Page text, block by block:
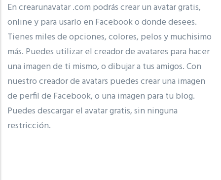
En crearunavatar .com podrás crear un avatar gratis,
online y para usarlo en Facebook o donde desees.
Tienes miles de opciones, colores, pelos y muchisimo
más. Puedes utilizar el creador de avatares para hacer
una imagen de ti mismo, o dibujar a tus amigos. Con
nuestro creador de avatars puedes crear una imagen
de perfil de Facebook, o una imagen para tu blog.
Puedes descargar el avatar gratis, sin ninguna
restricción.